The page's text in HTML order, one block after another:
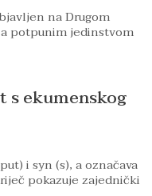
na Drugom
potpunim jedinstvom
s ekumenskog
i syn (s), a označava
pokazuje zajednički